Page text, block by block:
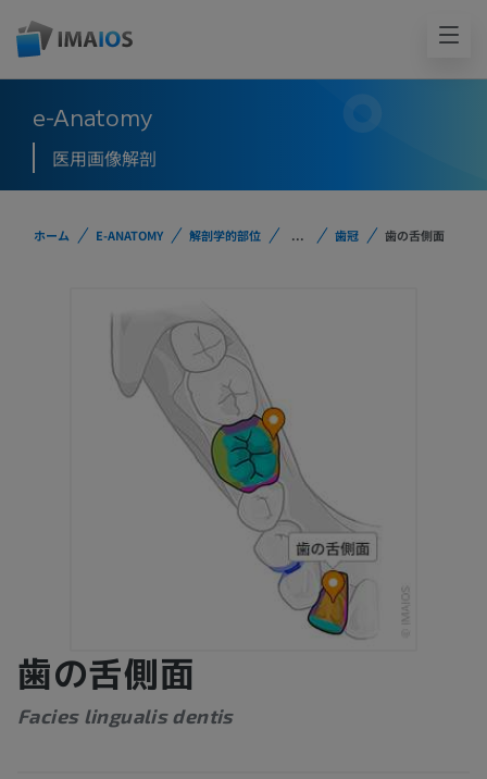
e-Anatomy
医用画像解剖
ホーム E-ANATOMY 解剖学的部位 ... 歯冠 歯の舌側面
歯の舌側面
Facies lingualis dentis